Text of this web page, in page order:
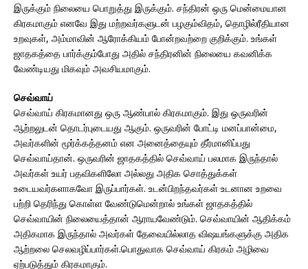
இருக்கும் நிலையை பொறுத்து இருக்கும். சந்திரன் ஒரு மென்மையான
கிரகமாகும் எனவே இது மற்றவர்களுடன் பழகும்விதம், தொழில்ரீதியான
உறவுகள், அம்மாவின் ஆரோக்கியம் போன்றவற்றை குறிக்கும். உங்கள்
ஜாதகத்தை பார்க்கும்போது அதில் சந்திரனின் நிலையை கவனிக்க
வேண்டியது மிகவும் அவசியமாகும்.
செவ்வாய்
செவ்வாய் கிரகமானது ஒரு ஆண்பால் கிரகமாகும். இது ஒருவரின்
ஆற்றலுடன் தொடர்புடையது ஆகும். ஒருவரின் போட்டி மனப்பான்மை,
அவர்களின் மூர்க்கத்தனம் என அனைத்தையும் தீர்மானிப்பது
செவ்வாய்தான். ஒருவரின் ஜாதகத்தில் செவ்வாய் பலமாக இருந்தால்
அவர்கள் உயர் பதவிகளிலோ அல்லது அதிக சொத்துக்கள்
உடையவர்களாகவோ இருப்பார்கள். உடன்பிறந்தவர்கள் உடனான உறவை
பற்றி தெரிந்து கொள்ள வேண்டுமென்றால் உங்கள் ஜாதகத்தில்
செவ்வாயின் நிலையைத்தான் ஆராயவேண்டும். செவ்வாயின் ஆதிக்கம்
அதிகமாக இருந்தால் அவர்கள் தேவையில்லாத விஷயங்களுக்கு அதிக
ஆற்றலை செலவழிப்பார்கள்.பொதுவாக செவ்வாய் கிரகம் அழிவை
ஏற்படுத்தும் கிரகமாகும்.